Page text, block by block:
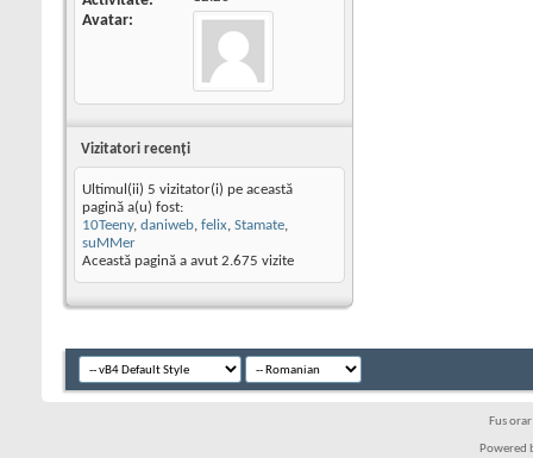
Avatar
Vizitatori recenţi
Ultimul(ii) 5 vizitator(i) pe această
pagină a(u) fost:
10Teeny, daniweb, felix, Stamate,
suMMer
Această pagină a avut 2.675 vizite
Fus
Powered